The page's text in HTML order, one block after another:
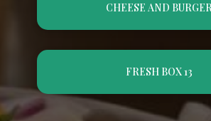
CHEESE AND
FRESH BOX 13